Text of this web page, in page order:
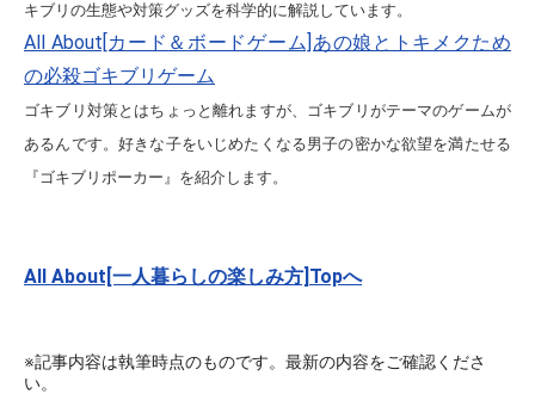
キブリの生態や対策グッズを科学的に解説しています。
All About[カード＆ボードゲーム]あの娘とトキメクため
の必殺ゴキブリゲーム
ゴキブリ対策とはちょっと離れますが、ゴキブリがテーマのゲームが
あるんです。好きな子をいじめたくなる男子の密かな欲望を満たせる
『ゴキブリポーカー』を紹介します。
All About[一人暮らしの楽しみ方]Topへ
※記事内容は執筆時点のものです。最新の内容をご確認くださ
い。